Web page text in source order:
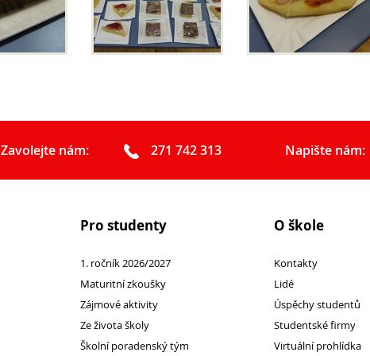
Podcast Future On
GDPR
Zavolejte nám: 271 742 313 Napište nám:
Pro studenty
1. ročník 2026/2027
Maturitní zkoušky
Zájmové aktivity
Ze života školy
Školní poradenský tým
O škole
Kontakty
Lidé
Úspěchy studentů
Studentské firmy
Virtuální prohlídka